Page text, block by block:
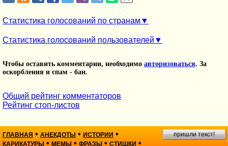
Статистика голосований по странам
Статистика голосований пользователей
Чтобы оставить комментарии, необходимо авторизоваться. За
оскорбления и спам - бан.
Общий рейтинг комментаторов
Рейтинг стоп-листов
ГЛАВНАЯ • АНЕКДОТЫ • ИСТОРИИ •
КАРИКАТУРЫ • МЕМЫ • ФРАЗЫ • СТИШКИ •
пришли текст!